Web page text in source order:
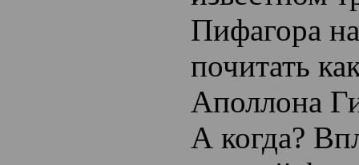
Пифагора
почитать
Аполлона
А когда?